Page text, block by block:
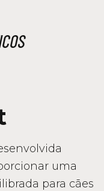
uma
para cães